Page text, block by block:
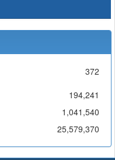
372
194,241
1,041,540
25,579,370